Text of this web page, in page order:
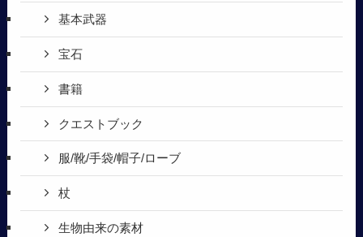
基本武器
宝石
書籍
クエストブック
服/靴/手袋/帽子/ローブ
杖
生物由来の素材